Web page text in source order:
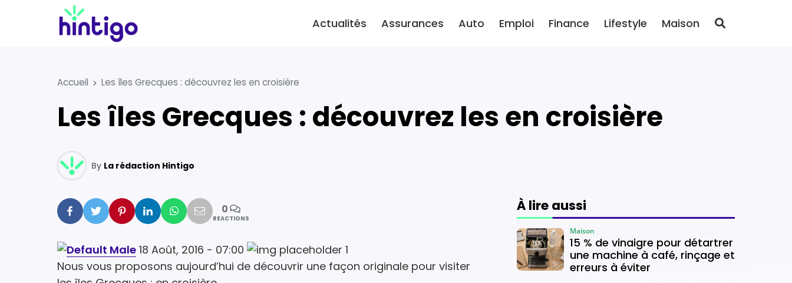
Actualités Assurances Auto Emploi Finance Lifestyle Maison
Accueil Les îles Grecques : découvrez les en croisière
Les îles Grecques : découvrez les en croisière
By La rédaction Hintigo
Facebook
Twitter PinterestLinkedinWhatsapp
Mail0
REACTIONS
18 Août, 2016 - 07:00
Nous vous proposons aujourd’hui de découvrir une façon originale pour visiter
À lire aussi
15 % de vinaigre pour détartrer
une machine à café, rinçage et
erreurs à éviter
Maison